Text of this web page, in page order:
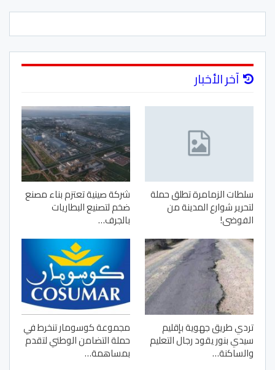
آخر الأخبار
سلطات الزمامرة تطلق حملة
لتحرير شوارع المدينة من
الفوضى!
شركة صينية تعتزم بناء مصنع
ضخم لتصنيع البطاريات
بالجرف…
تردي طريق جهوية بإقليم
سيدي بنور يقود رجال التعليم
والساكنة…
مجموعة كوسومار تنخرط في
حملة التضامن الوطني لتقدم
بمساهمة…